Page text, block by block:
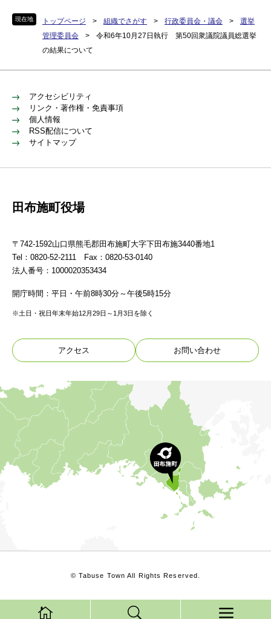
現在地 トップページ > 組織でさがす > 行政委員会・議会 >
選挙
管理委員会
>
令和6年10月27日執行 第50回衆議院議員総選挙
の結果について
アクセシビリティ
リンク・著作権・免責事項
個人情報
RSS配信について
サイトマップ
田布施町役場
〒742-1592山口県熊毛郡田布施町大字下田布施3440番地1
Tel：0820-52-2111 Fax：0820-53-0140
法人番号：1000020353434
開庁時間：平日・午前8時30分～午後5時15分
※土日・祝日年末年始12月29日～1月3日を除く
アクセス お問い合わせ
© Tabuse Town All Rights Reserved.